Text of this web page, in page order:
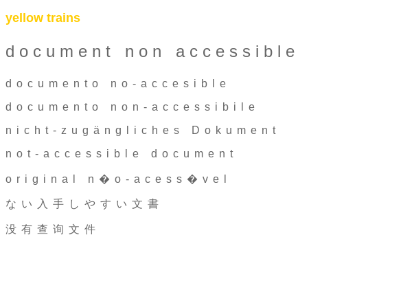
yellow trains
document non accessible
documento no-accesible
documento non-accessibile
nicht-zugängliches Dokument
not-accessible document
original n�o-acess�vel
ない入手しやすい文書
没有查询文件